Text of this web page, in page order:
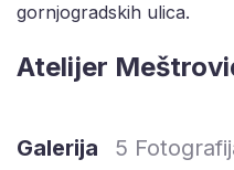
gornjogradskih ulica.
Atelijer
Galerija 5